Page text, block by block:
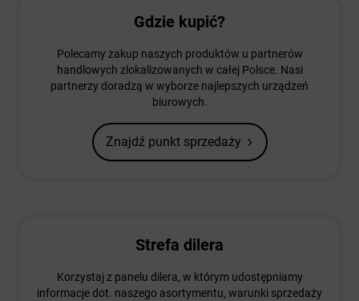
Gdzie kupić?
Polecamy zakup naszych produktów u partnerów
handlowych zlokalizowanych w całej Polsce. Nasi
partnerzy doradzą w wyborze najlepszych urządzeń
biurowych.
Znajdź punkt sprzedaży
Strefa dilera
Korzystaj z panelu dilera, w którym udostępniamy
informacje dot. naszego asortymentu, warunki sprzedaży